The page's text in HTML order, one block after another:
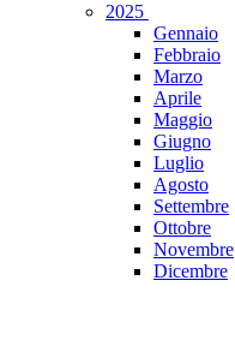
2025
Gennaio
Febbraio
Marzo
Aprile
Maggio
Giugno
Luglio
Agosto
Settembre
Ottobre
Novembre
Dicembre